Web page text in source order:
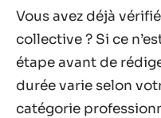
Vous avez déjà
collective ? Si ce
étape avant de
durée varie selon
catégorie